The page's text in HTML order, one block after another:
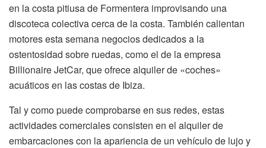
en la costa pitiusa de Formentera improvisando una
discoteca colectiva cerca de la costa. También calientan
motores esta semana negocios dedicados a la
ostentosidad sobre ruedas, como el de la empresa
Billionaire JetCar, que ofrece alquiler de «coches»
acuáticos en las costas de Ibiza.
Tal y como puede comprobarse en sus redes, estas
actividades comerciales consisten en el alquiler de
embarcaciones con la apariencia de un vehículo de lujo y